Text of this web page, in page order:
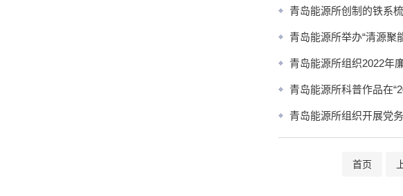
青岛能源所创制的铁系
青岛能源所举办“清源聚
青岛能源所组织2022年
青岛能源所科普作品在
青岛能源所组织开展党
首页